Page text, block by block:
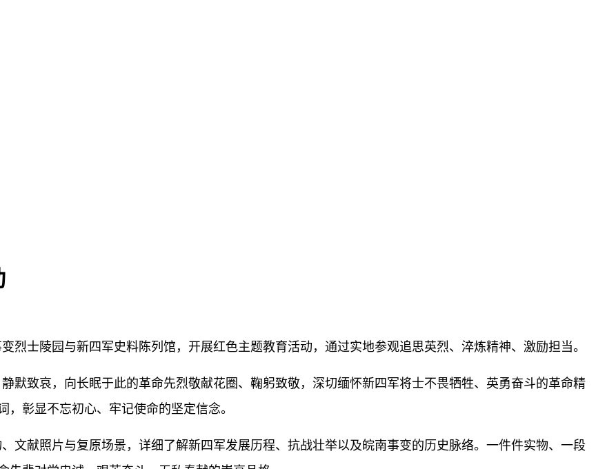
烈士陵园与新四军史料陈列馆，开展红色主题教育活动，通过实地参观追思英烈、淬炼精神、激励担当。
默致哀，向长眠于此的革命先烈敬献花圈、鞠躬致敬，深切缅怀新四军将士不畏牺牲、英勇奋斗的革命精
彰显不忘初心、牢记使命的坚定信念。
文献照片与复原场景，详细了解新四军发展历程、抗战壮举以及皖南事变的历史脉络。一件件实物、一段